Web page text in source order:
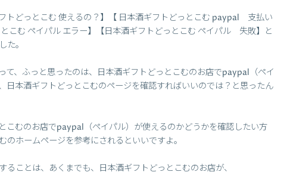
トどっとこむ 使えるの？】【 日本酒ギフトどっとこむ paypal 支払い
こむ ペイパル エラー】【日本酒ギフトどっとこむ ペイパル 失敗】と
た。
て、ふっと思ったのは、日本酒ギフトどっとこむのお店でpaypal（ペイ
日本酒ギフトどっとこむのページを確認すればいいのでは？と思ったん
こむのお店でpaypal（ペイパル）が使えるのかどうかを確認したい方
のホームページを参考にされるといいですよ。
ることは、あくまでも、日本酒ギフトどっとこむのお店が、